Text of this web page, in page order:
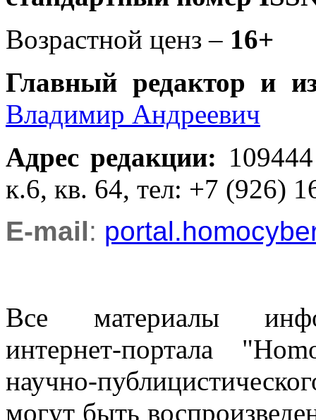
Возрастной ценз – 16+
Главный редактор и
Владимир Андреевич
Адрес редакции:
к.6, кв. 64, тел: +7 (926)
E-mail:
Все материалы
интернет-портала
научно-
могут быть